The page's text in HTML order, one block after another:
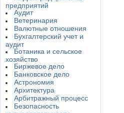
предприятий
Аудит
Ветеринария
Валютные отношения
Бухгалтерский учет и
аудит
Ботаника и сельское
хозяйство
Биржевое дело
Банковское дело
Астрономия
Архитектура
Арбитражный процесс
Безопасность